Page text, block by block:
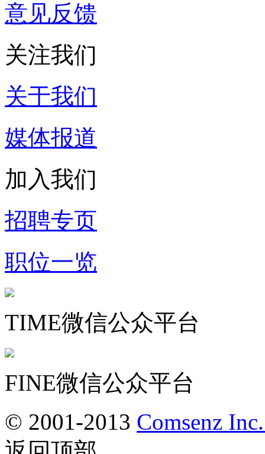
意见反馈
关注我们
关于我们
媒体报道
加入我们
招聘专页
职位一览
TIME微信公众平台
FINE微信公众平台
© 2001-2013 Comsenz